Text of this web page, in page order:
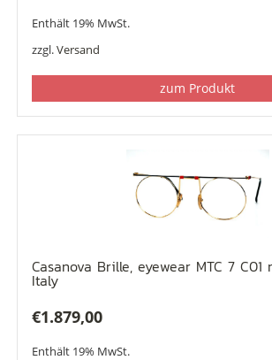
Enthält 19% MwSt.
zzgl.Versand
zum Produkt
Casanova Brille, eyewear MTC 7
Italy
€1.879,00
Enthält 19% MwSt.